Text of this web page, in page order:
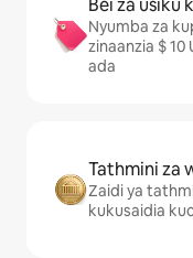
Bei za usiku
Nyumba za
zinaanzia $ 10
ada
Tathmini za
Zaidi ya
kukusaidia